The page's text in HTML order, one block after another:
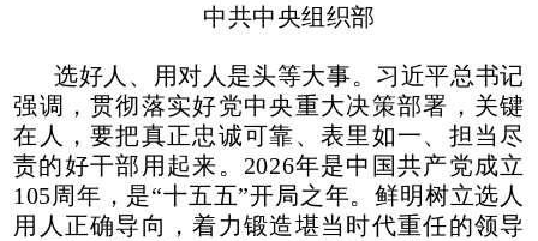
中共中央组织部
选好人、用对人是头等大事。习近平总书记
强调，贯彻落实好党中央重大决策部署，关键
在人，要把真正忠诚可靠、表里如一、担当尽
责的好干部用起来。2026年是中国共产党成立
105周年，是“十五五”开局之年。鲜明树立选人
用人正确导向，着力锻造堪当时代重任的领导